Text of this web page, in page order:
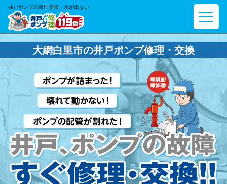
井戸ポンプの修理交換、水が出ない
大網白里市の井戸ポンプ修理・交換